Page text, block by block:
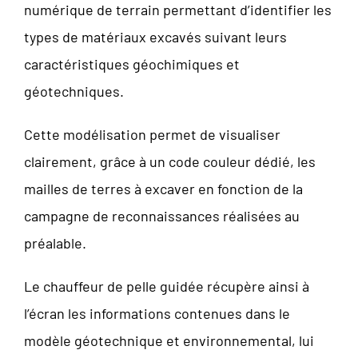
numérique de terrain permettant d’identifier les
types de matériaux excavés suivant leurs
caractéristiques géochimiques et
géotechniques.
Cette modélisation permet de visualiser
clairement, grâce à un code couleur dédié, les
mailles de terres à excaver en fonction de la
campagne de reconnaissances réalisées au
préalable.
Le chauffeur de pelle guidée récupère ainsi à
l’écran les informations contenues dans le
modèle géotechnique et environnemental, lui